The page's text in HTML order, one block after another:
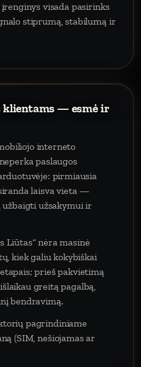
visada pasirinks
stiprumą, stabilumą ir
klientams — esmė ir
interneto
paslaugos
pirmiausia
laisva vieta —
užsakymui ir
Liūtas“ nėra masinė
kiek galiu kokybiškai
prieš pakvietimą
greitą pagalbą,
bendravimą.
pagrindiniame
(SIM, nešiojamas ar